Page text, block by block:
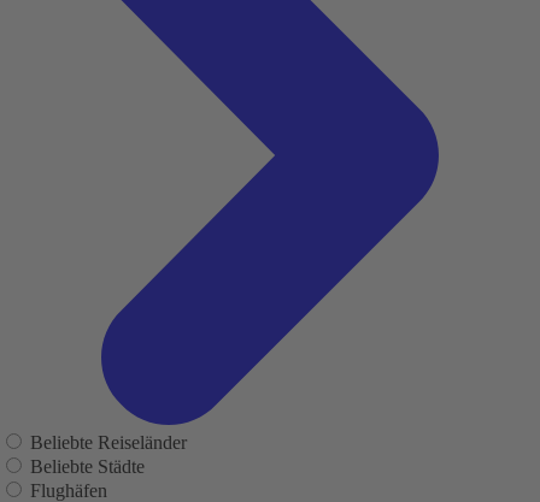
Beliebte Reiseländer
Beliebte Städte
Flughäfen